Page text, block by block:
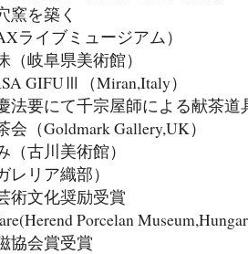
を築く
ライブミュージアム）
岐阜県美術館）
GIFUⅢ（Miran,Italy）
法要にて千宗屋師による献茶
（Goldmark Gallery,UK）
古川美術館）
リア織部）
術文化奨励受賞
Porcelan
協会賞受賞